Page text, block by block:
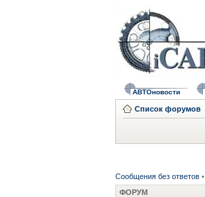
АВТОновости
Список форумов
Сообщения без ответов •
ФОРУМ